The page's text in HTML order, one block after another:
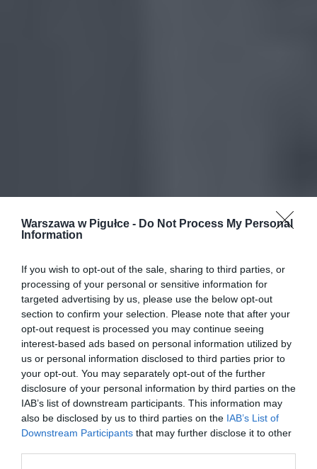
Warszawa w Pigułce - Do Not Process My Personal
Information
If you wish to opt-out of the sale, sharing to third parties, or
processing of your personal or sensitive information for
targeted advertising by us, please use the below opt-out
section to confirm your selection. Please note that after your
opt-out request is processed you may continue seeing
interest-based ads based on personal information utilized by
us or personal information disclosed to third parties prior to
your opt-out. You may separately opt-out of the further
disclosure of your personal information by third parties on the
IAB’s list of downstream participants. This information may
also be disclosed by us to third parties on the IAB’s List of
Downstream Participants that may further disclose it to other